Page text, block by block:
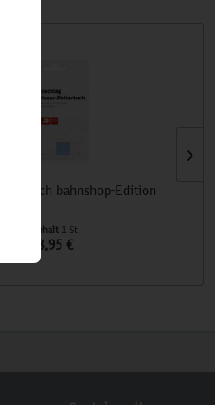
bahnshop-Edition
Inhalt 1 St
8,95 €